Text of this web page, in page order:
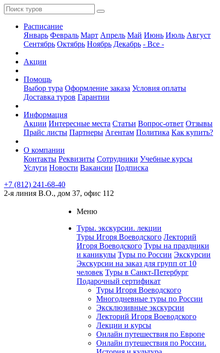
Расписание
Январь Февраль Март Апрель Май Июнь Июль Август
Сентябрь Октябрь Ноябрь Декабрь - Все -
Акции
Помощь
Выбор тура Оформление заказа Условия оплаты
Доставка туров Гарантии
Информация
Акции Интересные места Статьи Вопрос-ответ Отзывы
Прайс листы Партнеры Агентам Политика Как купить?
О компании
Контакты Реквизиты Сотрудники Учебные курсы
Услуги Новости Вакансии Подписка
+7 (812) 241-68-40
2-я линия В.О., дом 37, офис 112
Меню
Туры. экскурсии. лекции
Туры Игоря Воеводского Лекторий
Игоря Воеводского Туры на праздники
и каникулы Туры по России Экскурсии
Экскурсии на заказ для групп от 10
человек Туры в Санкт-Петербург
Подарочный сертификат
Туры Игоря Воеводского
Многодневные туры по России
Эксклюзивные экскурсии
Лекторий Игоря Воеводского
Лекции и курсы
Онлайн путешествия по Европе
Онлайн путешествия по России.